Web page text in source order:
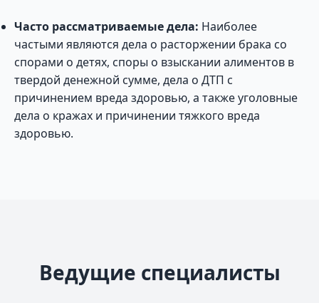
Часто рассматриваемые дела: Наиболее
частыми являются дела о расторжении брака со
спорами о детях, споры о взыскании алиментов в
твердой денежной сумме, дела о ДТП с
причинением вреда здоровью, а также уголовные
дела о кражах и причинении тяжкого вреда
здоровью.
Ведущие специалисты